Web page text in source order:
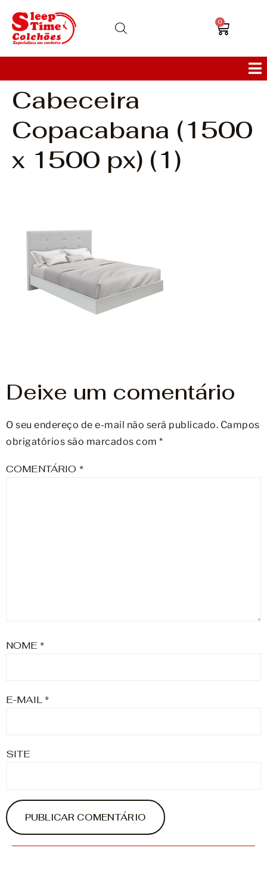
0
Colchões
Bases
Sofás
Poltronas
Móveis
Cabeceira
Copacabana (1500
x 1500 px) (1)
Deixe um comentário
O seu endereço de e-mail não será publicado. Campos
obrigatórios são marcados com *
COMENTÁRIO *
NOME *
E-MAIL*
SITE